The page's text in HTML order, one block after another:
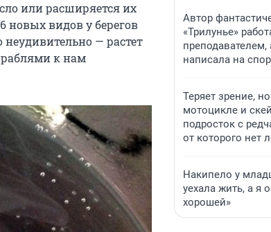
или расширяется их
новых видов у берегов
— растет
к нам
Автор
«Трилунье»
преподавателем,
написала на
Теряет зрение,
мотоцикле и
подросток с
от которого нет
Накипело у
уехала жить, а я
хорошей»